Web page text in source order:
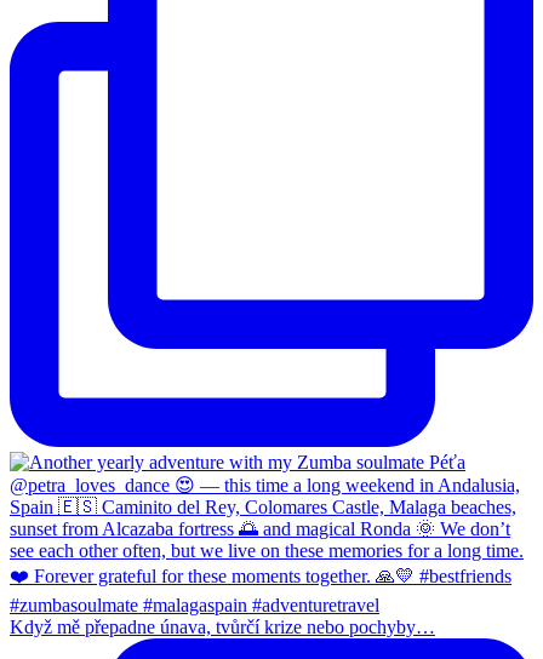
Když mě přepadne únava, tvůrčí krize nebo pochyby…